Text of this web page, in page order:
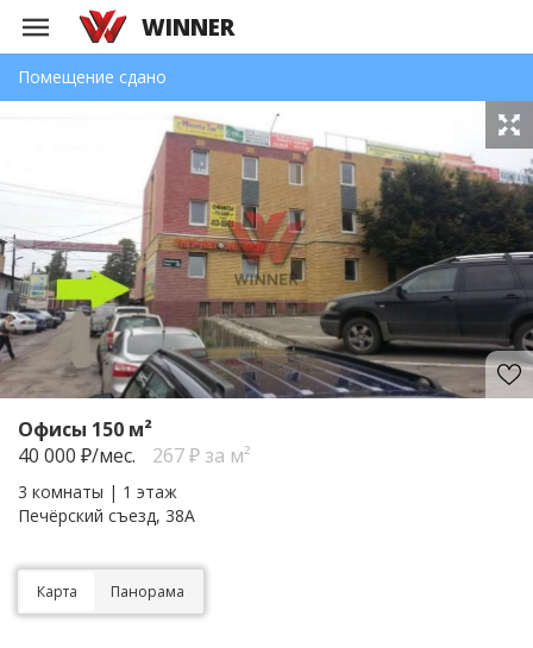
WINNER
Помещение сдано
Офисы 150 м²
40 000 ₽/мес. 267 ₽ за м²
3 комнаты | 1 этаж
Печёрский съезд, 38А
Карта Панорама